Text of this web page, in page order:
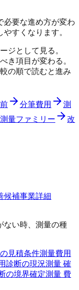
必要な進め方が変わ
すくなります。
ジとして見る。
き項目が変わる。
の順で読むと進み
分筆費用
測
測量ファミリー
改
候補事業詳細
ない時、測量の種
見積条件測量費用
診断の現況測量 確
の境界確定測量 費